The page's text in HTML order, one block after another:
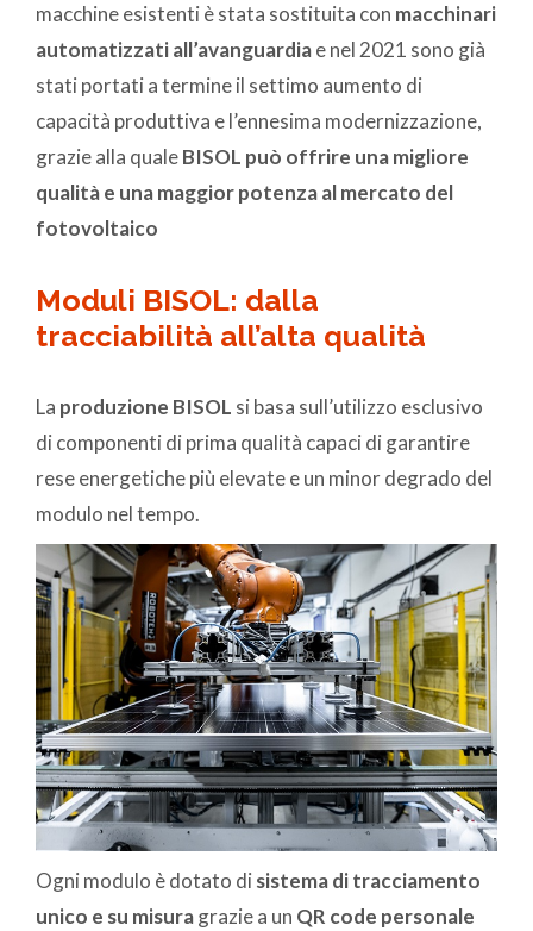
macchine esistenti è stata sostituita con macchinari
automatizzati all’avanguardiae nel 2021 sono già
stati portati a termine il settimo aumento di
capacità produttiva e l’ennesima modernizzazione,
grazie alla qualeBISOL può offrire una migliore
qualità e una maggior potenza al mercato del
fotovoltaico
Moduli BISOL: dalla
tracciabilità all’alta qualità
La produzione BISOL si basa sull’utilizzo esclusivo
di componenti di prima qualità capaci di garantire
rese energetiche più elevate e un minor degrado del
modulo nel tempo.
Ogni modulo è dotato di sistema di tracciamento
unico e su misuragrazie a un QR code personale